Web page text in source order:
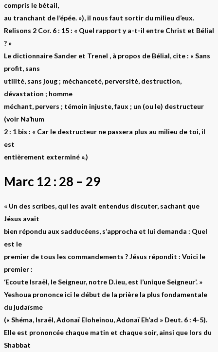
compris le bétail,
au tranchant de l’épée. »), il nous faut sortir du milieu d’eux.
Relisons 2 Cor. 6 : 15 : « Quel rapport y a-t-il entre Christ et Bélial
? »
Le dictionnaire Sander et Trenel , à propos de Bélial, cite : « Sans
profit, sans
utilité, sans joug ; méchanceté, perversité, destruction,
dévastation ; homme
méchant, pervers ; témoin injuste, faux ; un (ou le) destructeur
(voir Na’hum
2 : 1 bis : « Car le destructeur ne passera plus au milieu de toi, il
est
entièrement exterminé ».)
Marc 12 : 28 – 29
« Un des scribes, qui les avait entendus discuter, sachant que
Jésus avait
bien répondu aux sadducéens, s’approcha et lui demanda : Quel
est le
premier de tous les commandements ? Jésus répondit : Voici le
premier :
‘Ecoute Israël, le Seigneur, notre D.ieu, est l’unique Seigneur’. »
Yeshoua prononce ici le début de la prière la plus fondamentale
du judaïsme
(« Shéma, Israël, Adonaï Eloheinou, Adonaï Eh’ad » Deut. 6 : 4-5).
Elle est prononcée chaque matin et chaque soir, ainsi que lors du
Shabbat